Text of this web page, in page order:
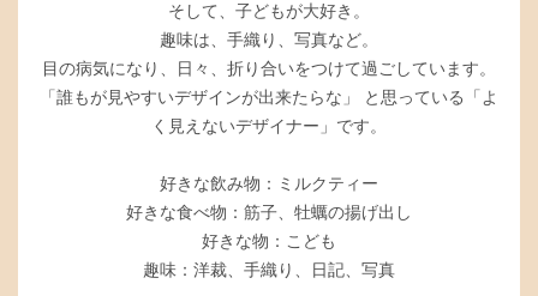
そして、子どもが大好き。
趣味は、手織り、写真など。
目の病気になり、日々、折り合いをつけて過ごしています。
「誰もが見やすいデザインが出来たらな」 と思っている「よ
く見えないデザイナー」です。
好きな飲み物：ミルクティー
好きな食べ物：筋子、牡蠣の揚げ出し
好きな物：こども
趣味：洋裁、手織り、日記、写真